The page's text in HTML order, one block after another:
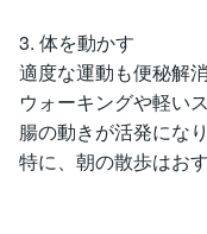
3. 体を動かす
適度な運動も便秘解
ウォーキングや軽い
腸の動きが活発になり
特に、朝の散歩はお